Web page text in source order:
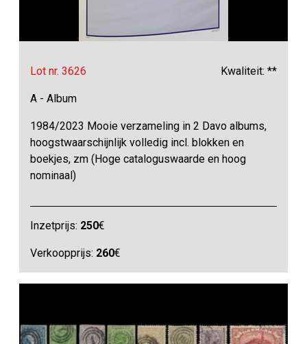
Lot nr. 3626 Kwaliteit: **
A - Album
1984/2023 Mooie verzameling in 2 Davo albums,
hoogstwaarschijnlijk volledig incl. blokken en
boekjes, zm (Hoge cataloguswaarde en hoog
nominaal)
Inzetprijs: 250€
Verkoopprijs: 260€